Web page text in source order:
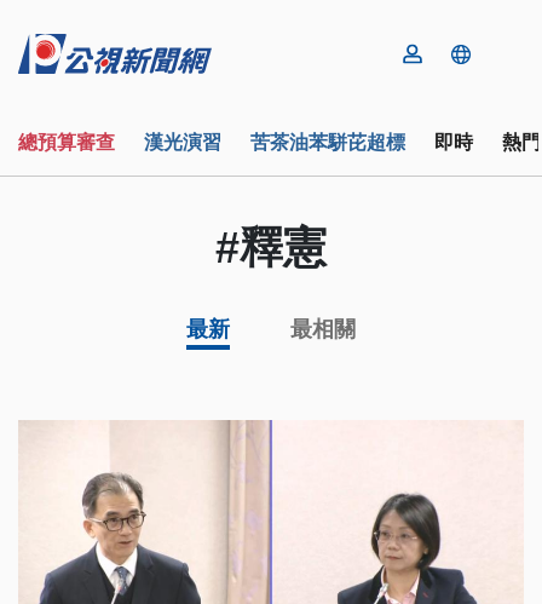
總預算審查 漢光演習 苦茶油苯駢芘超標 即時 熱
#釋憲
最新 最相關